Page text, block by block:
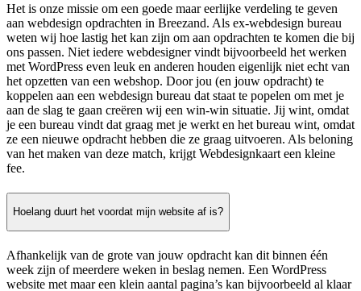
Het is onze missie om een goede maar eerlijke verdeling te geven
aan webdesign opdrachten in Breezand. Als ex-webdesign bureau
weten wij hoe lastig het kan zijn om aan opdrachten te komen die bij
ons passen. Niet iedere webdesigner vindt bijvoorbeeld het werken
met WordPress even leuk en anderen houden eigenlijk niet echt van
het opzetten van een webshop. Door jou (en jouw opdracht) te
koppelen aan een webdesign bureau dat staat te popelen om met je
aan de slag te gaan creëren wij een win-win situatie. Jij wint, omdat
je een bureau vindt dat graag met je werkt en het bureau wint, omdat
ze een nieuwe opdracht hebben die ze graag uitvoeren. Als beloning
van het maken van deze match, krijgt Webdesignkaart een kleine
fee.
Hoelang duurt het voordat mijn website af is?
Afhankelijk van de grote van jouw opdracht kan dit binnen één
week zijn of meerdere weken in beslag nemen. Een WordPress
website met maar een klein aantal pagina’s kan bijvoorbeeld al klaar